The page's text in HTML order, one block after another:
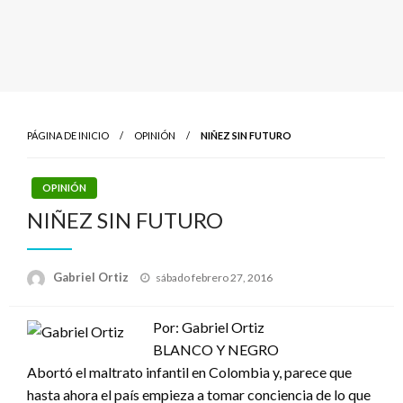
PÁGINA DE INICIO OPINIÓN NIÑEZ SIN FUTURO
OPINIÓN
NIÑEZ SIN FUTURO
Gabriel Ortiz
Publicado
sábado febrero 27, 2016
Por: Gabriel Ortiz
BLANCO Y NEGRO
Abortó el maltrato infantil en Colombia y, parece que
hasta ahora el país empieza a tomar conciencia de lo que